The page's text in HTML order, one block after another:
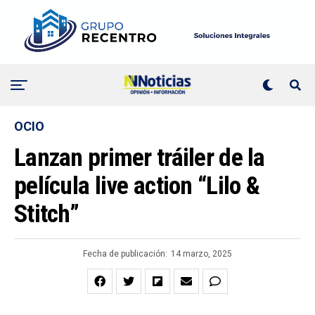
OCIO
Lanzan primer tráiler de la
película live action “Lilo &
Stitch”
Fecha de publicación: 14 marzo, 2025